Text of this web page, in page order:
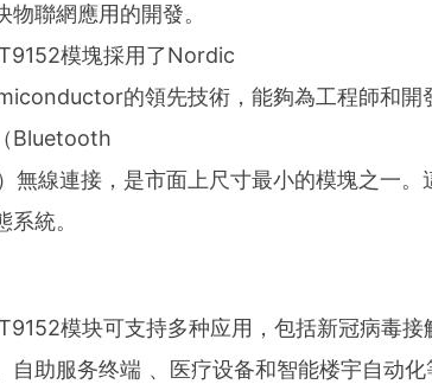
物聯網應用的開發。
模塊採用了Nordic
的領先技術，能夠為工程師和
Bluetooth
無線連接，是市面上尺寸最小的模塊之一
系統。
模块可支持多种应用，包括新冠病毒
自助服务终端 、医疗设备和智能楼宇自动